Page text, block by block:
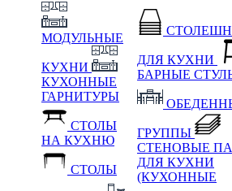
МОДУЛЬНЫЕ
КУХНИ
КУХОННЫЕ
ГАРНИТУРЫ
СТОЛЫ
НА КУХНЮ
СТОЛЫ
ДЛЯ КУХНИ
БАРНЫЕ
ГРУППЫ
СТЕНОВЫЕ
ДЛЯ КУХНИ
(КУХОННЫЕ